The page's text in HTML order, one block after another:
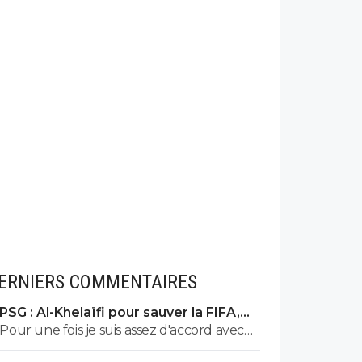
COMMENTAIRES
PSG : Al-Khelaïfi pour sauver la FIFA,
c'est son cauchemar
Pour une fois je suis assez d'accord avec
Tebas. Si Nasser devenait président de la